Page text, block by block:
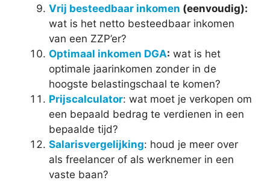
Vrij besteedbaar inkomen (eenvoudig):
wat is het netto besteedbaar inkomen
van een ZZP’er?
Optimaal inkomen DGA: wat is het
optimale jaarinkomen zonder in de
hoogste belastingschaal te komen?
Prijscalculator: wat moet je verkopen om
een bepaald bedrag te verdienen in een
bepaalde tijd?
Salarisvergelijking: houd je meer over
als freelancer of als werknemer in een
vaste baan?